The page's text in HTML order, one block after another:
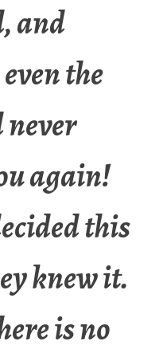
and
the
again!
this
knew it.
is no